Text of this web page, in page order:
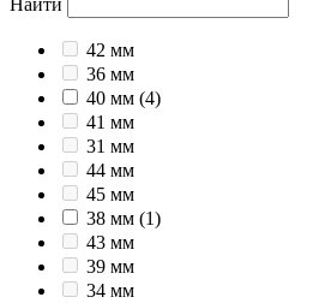
Найти
42 мм
36 мм
40 мм (4)
41 мм
31 мм
44 мм
45 мм
38 мм (1)
43 мм
39 мм
34 мм